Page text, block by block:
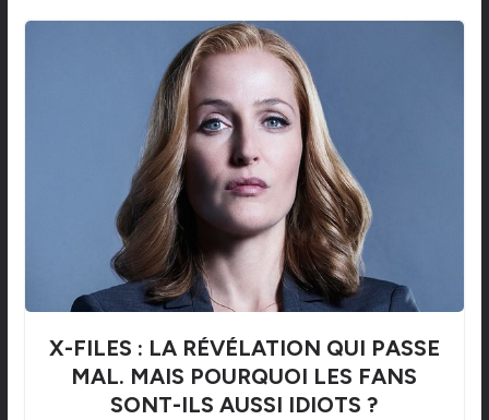
X-FILES : LA RÉVÉLATION QUI PASSE
MAL. MAIS POURQUOI LES FANS
SONT-ILS AUSSI IDIOTS ?